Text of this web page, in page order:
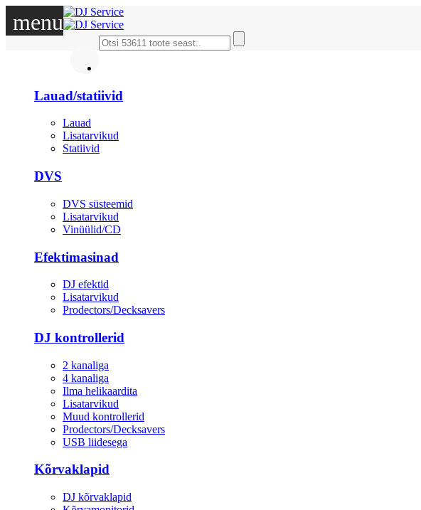
menu
Lauad/statiivid
Lauad
Lisatarvikud
Statiivid
DVS
DVS süsteemid
Lisatarvikud
Vinüülid/CD
Efektimasinad
DJ efektid
Lisatarvikud
Prodectors/Decksavers
DJ kontrollerid
2 kanaliga
4 kanaliga
Ilma helikaardita
Lisatarvikud
Muud kontrollerid
Prodectors/Decksavers
USB liidesega
Kõrvaklapid
DJ kõrvaklapid